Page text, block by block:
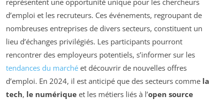
représentent une opportunité unique pour les chercheurs
d’emploi et les recruteurs. Ces événements, regroupant de
nombreuses entreprises de divers secteurs, constituent un
lieu d’échanges privilégiés. Les participants pourront
rencontrer des employeurs potentiels, s’informer sur les
tendances du marché et découvrir de nouvelles offres
d’emploi. En 2024, il est anticipé que des secteurs comme la
tech, le numérique et les métiers liés à l’open source